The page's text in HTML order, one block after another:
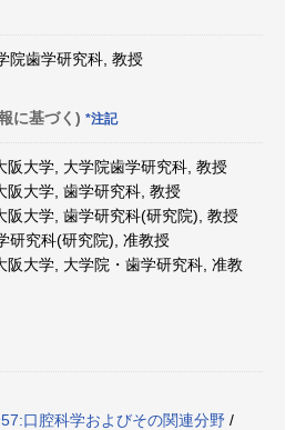
院歯学研究科, 教授
に基づく) *注記
阪大学, 大学院歯学研究科, 教授
阪大学, 歯学研究科, 教授
阪大学, 歯学研究科(研究院), 教授
研究科(研究院), 准教授
大学, 大学院・歯学研究科, 准教
口腔科学およびその関連分野 /